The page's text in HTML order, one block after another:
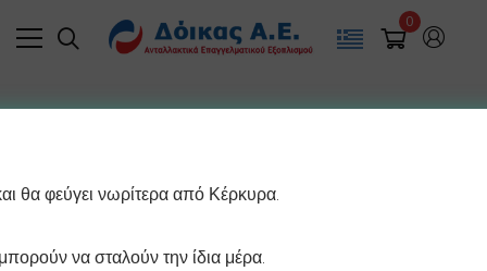
0
θα φεύγει νωρίτερα από Κέρκυρα.
να σταλούν την ίδια μέρα.